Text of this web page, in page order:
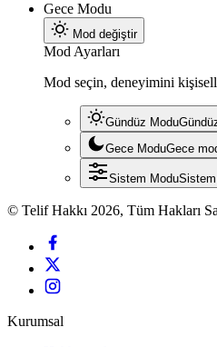
Gece Modu
Mod değiştir
Mod Ayarları
Mod seçin, deneyimini
Gündüz Modu
Gece ModuGece
Sistem Modu
© Telif Hakkı 2026, Tüm Hakları
Kurumsal